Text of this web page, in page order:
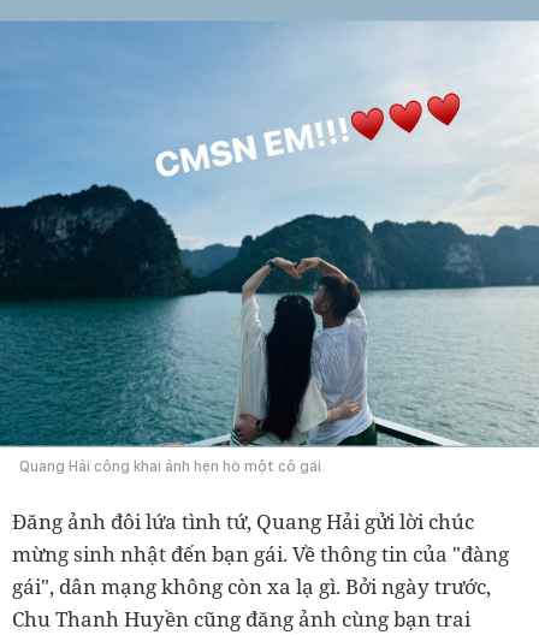
Quang Hải công khai ảnh hẹn hò một cô gái
Đăng ảnh đôi lứa tình tứ, Quang Hải gửi lời chúc
mừng sinh nhật đến bạn gái. Về thông tin của "đàng
gái", dân mạng không còn xa lạ gì. Bởi ngày trước,
Chu Thanh Huyền cũng đăng ảnh cùng bạn trai